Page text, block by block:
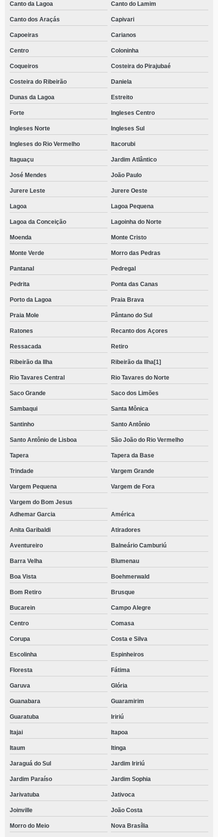
Canto da Lagoa Canto do Lamim
Canto dos Araçás Capivari
Capoeiras Carianos
Centro Coloninha
Coqueiros Costeira do Pirajubaé
Costeira do Ribeirão Daniela
Dunas da Lagoa Estreito
Forte Ingleses Centro
Ingleses Norte Ingleses Sul
Ingleses do Rio Vermelho Itacorubi
Itaguaçu Jardim Atlântico
José Mendes João Paulo
Jurere Leste Jurere Oeste
Lagoa Lagoa Pequena
Lagoa da Conceição Lagoinha do Norte
Moenda Monte Cristo
Monte Verde Morro das Pedras
Pantanal Pedregal
Pedrita Ponta das Canas
Porto da Lagoa Praia Brava
Praia Mole Pântano do Sul
Ratones Recanto dos Açores
Ressacada Retiro
Ribeirão da Ilha Ribeirão da Ilha[1]
Rio Tavares Central Rio Tavares do Norte
Saco Grande Saco dos Limões
Sambaqui Santa Mônica
Santinho Santo Antônio
Santo Antônio de Lisboa São João do Rio Vermelho
Tapera Tapera da Base
Trindade Vargem Grande
Vargem Pequena Vargem de Fora
Vargem do Bom Jesus
Adhemar Garcia
América
Anita Garibaldi Atiradores
Aventureiro Balneário Camburiú
Barra Velha Blumenau
Boa Vista Boehmerwald
Bom Retiro Brusque
Bucarein Campo Alegre
Centro Comasa
Corupa Costa e Silva
Escolinha Espinheiros
Floresta Fátima
Garuva Glória
Guanabara Guaramirim
Guaratuba Iririú
Itajai Itapoa
Itaum Itinga
Jaraguá do Sul Jardim Iririú
Jardim Paraíso Jardim Sophia
Jarivatuba Jativoca
Joinville João Costa
Morro do Meio Nova Brasília